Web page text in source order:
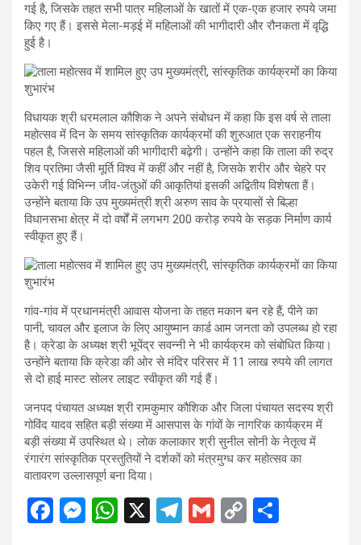
गई है, जिसके तहत सभी पात्र महिलाओं के खातों में एक-एक हजार रुपये जमा
किए गए हैं। इससे मेला-मड़ई में महिलाओं की भागीदारी और रौनकता में वृद्धि
हुई है।
विधायक श्री धरमलाल कौशिक ने अपने संबोधन में कहा कि इस वर्ष से ताला
महोत्सव में दिन के समय सांस्कृतिक कार्यक्रमों की शुरुआत एक सराहनीय
पहल है, जिससे महिलाओं की भागीदारी बढ़ेगी। उन्होंने कहा कि ताला की रुद्र
शिव प्रतिमा जैसी मूर्ति विश्व में कहीं और नहीं है, जिसके शरीर और चेहरे पर
उकेरी गई विभिन्न जीव-जंतुओं की आकृतियां इसकी अद्वितीय विशेषता हैं।
उन्होंने बताया कि उप मुख्यमंत्री श्री अरुण साव के प्रयासों से बिल्हा
विधानसभा क्षेत्र में दो वर्षों में लगभग 200 करोड़ रुपये के सड़क निर्माण कार्य
स्वीकृत हुए हैं।
गांव-गांव में प्रधानमंत्री आवास योजना के तहत मकान बन रहे हैं, पीने का
पानी, चावल और इलाज के लिए आयुष्मान कार्ड आम जनता को उपलब्ध हो रहा
है। क्रेडा के अध्यक्ष श्री भूपेंद्र सवन्नी ने भी कार्यक्रम को संबोधित किया।
उन्होंने बताया कि क्रेडा की ओर से मंदिर परिसर में 11 लाख रुपये की लागत
से दो हाई मास्ट सोलर लाइट स्वीकृत की गई हैं।
जनपद पंचायत अध्यक्ष श्री रामकुमार कौशिक और जिला पंचायत सदस्य श्री
गोविंद यादव सहित बड़ी संख्या में आसपास के गांवों के नागरिक कार्यक्रम में
बड़ी संख्या में उपस्थित थे। लोक कलाकार श्री सुनील सोनी के नेतृत्व में
रंगारंग सांस्कृतिक प्रस्तुतियों ने दर्शकों को मंत्रमुग्ध कर महोत्सव का
वातावरण उल्लासपूर्ण बना दिया।
F
M W X
T
G
C